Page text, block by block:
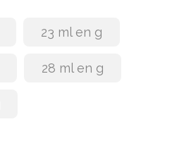
23 ml en g
28 ml en g